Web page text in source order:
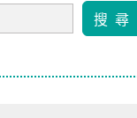
搜 尋